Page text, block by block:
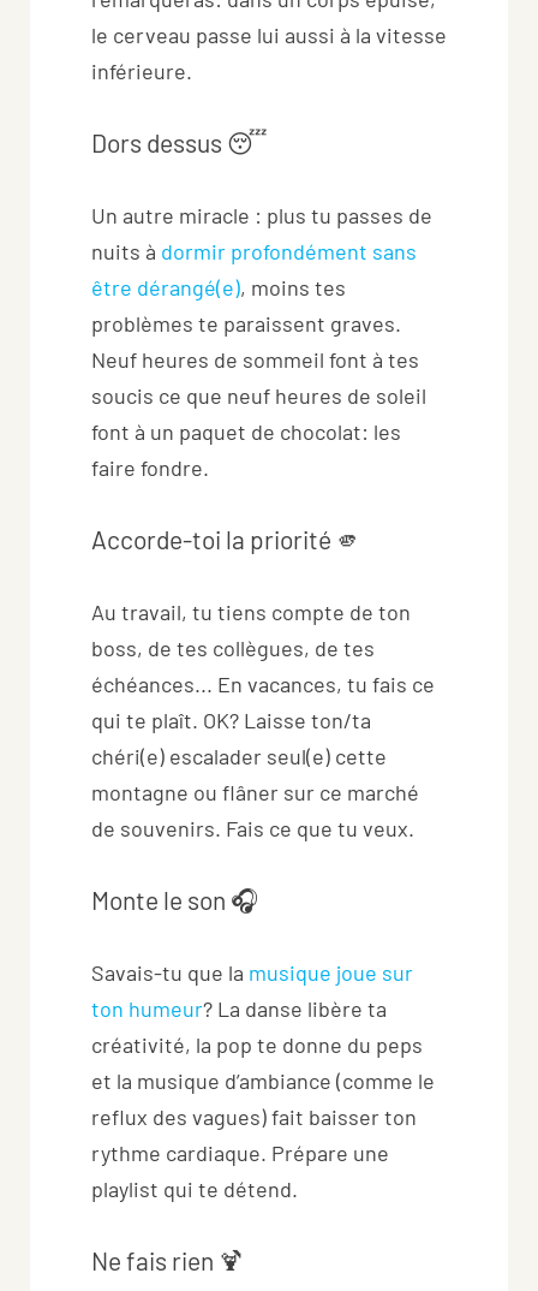
le cerveau passe lui aussi à la vitesse
inférieure.
Dors dessus 😴
Un autre miracle : plus tu passes de
nuits à dormir profondément sans
être dérangé(e), moins tes
problèmes te paraissent graves.
Neuf heures de sommeil font à tes
soucis ce que neuf heures de soleil
font à un paquet de chocolat: les
faire fondre.
Accorde-toi la priorité 🫵
Au travail, tu tiens compte de ton
boss, de tes collègues, de tes
échéances... En vacances, tu fais ce
qui te plaît. OK? Laisse ton/ta
chéri(e) escalader seul(e) cette
montagne ou flâner sur ce marché
de souvenirs. Fais ce que tu veux.
Monte le son 🎧
Savais-tu que la musique joue sur
ton humeur? La danse libère ta
créativité, la pop te donne du peps
et la musique d’ambiance (comme le
reflux des vagues) fait baisser ton
rythme cardiaque. Prépare une
playlist qui te détend.
Ne fais rien 🍹